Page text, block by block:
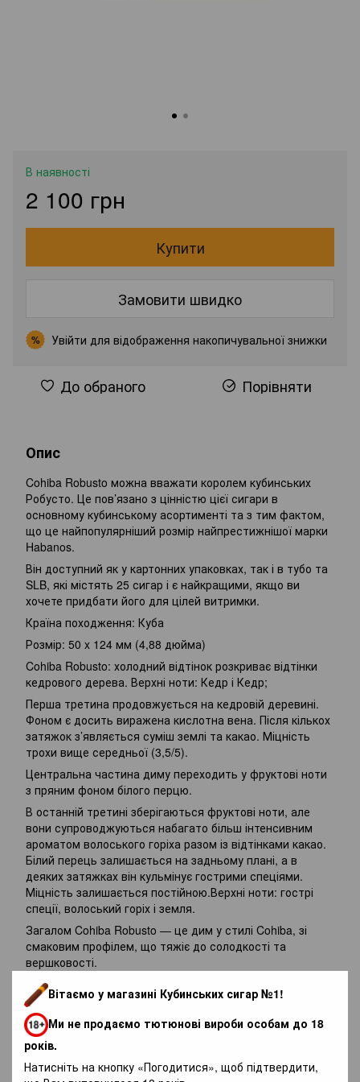
Вітаємо у магазині Кубинських сигар №1!
Ми не продаємо тютюнові вироби особам до 18
років.
Натисніть на кнопку «Погодитися», щоб підтвердити,
В наявності
2 100 грн
Купити
Замовити швидко
% Увійти для відображення накопичувальної знижки
До обраного Порівняти
Опис
Cohiba Robusto можна вважати королем кубинських
Робусто. Це пов’язано з цінністю цієї сигари в
основному кубинському асортименті та з тим фактом,
що це найпопулярніший розмір найпрестижнішої марки
Habanos.
Він доступний як у картонних упаковках, так і в тубо та
SLB, які містять 25 сигар і є найкращими, якщо ви
хочете придбати його для цілей витримки.
Країна походження: Куба
Розмір: 50 x 124 мм (4,88 дюйма)
Cohiba Robusto: холодний відтінок розкриває відтінки
кедрового дерева. Верхні ноти: Кедр і Кедр;
Перша третина продовжується на кедровій деревині.
Фоном є досить виражена кислотна вена. Після кількох
затяжок з’являється суміш землі та какао. Міцність
трохи вище середньої (3,5/5).
Центральна частина диму переходить у фруктові ноти
з пряним фоном білого перцю.
В останній третині зберігаються фруктові ноти, але
вони супроводжуються набагато більш інтенсивним
ароматом волоського горіха разом із відтінками какао.
Білий перець залишається на задньому плані, а в
деяких затяжках він кульмінує гострими спеціями.
Міцність залишається постійною.Верхні ноти: гострі
спеції, волоський горіх і земля.
Загалом Cohiba Robusto — це дим у стилі Cohiba, зі
смаковим профілем, що тяжіє до солодкості та
вершковості.
Характеристики
Виробник